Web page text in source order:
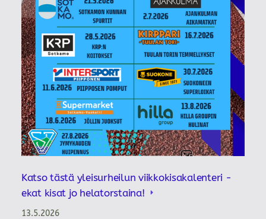
Katso tästä yleisurheilun viikkokisakalenteri -
ekat kisat jo helatorstaina!
13.5.2026